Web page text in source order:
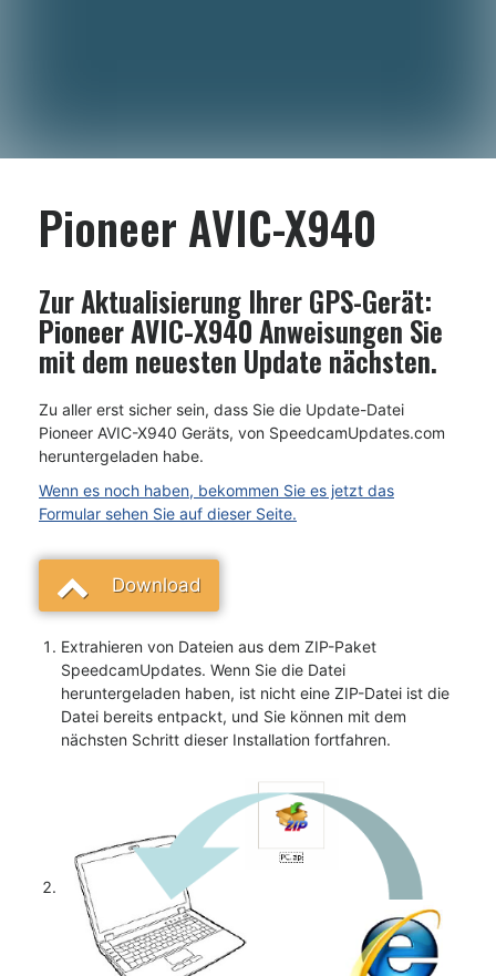
Pioneer AVIC-X940
Zur Aktualisierung Ihrer GPS-Gerät:
Pioneer AVIC-X940Anweisungen Sie
mit dem neuesten Update nächsten.
Zu aller erst sicher sein, dass Sie die Update-Datei
Pioneer AVIC-X940 Geräts, von SpeedcamUpdates.com
heruntergeladen habe.
Wenn es noch haben, bekommen Sie es jetzt das
Formular sehen Sie auf dieser Seite.
Download
Extrahieren von Dateien aus dem ZIP-Paket
SpeedcamUpdates. Wenn Sie die Datei
heruntergeladen haben, ist nicht eine ZIP-Datei ist die
Datei bereits entpackt, und Sie können mit dem
nächsten Schritt dieser Installation fortfahren.